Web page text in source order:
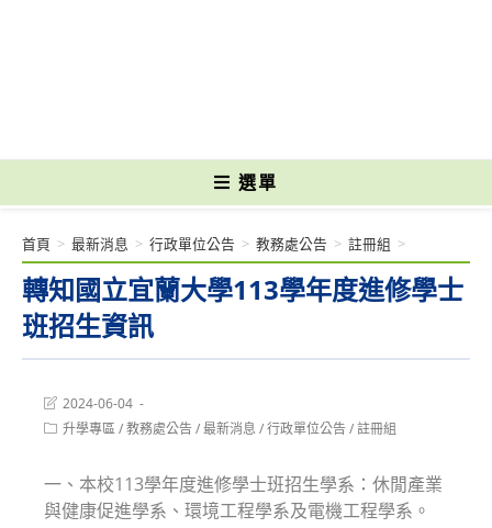
選單
轉知國立宜蘭大學113學年度進修學士
班招生資訊
首頁 > 最新消息 > 行政單位公告 > 教務處公告 > 註冊組 >
Post
last
modified:
2024-06-04
Post升學專區/教務處公告/最新消息 /行政單位公告/註冊組
一、本校113學年度進修學士班招生學系：休閒產業
與健康促進學系、環境工程學系及電機工程學系。